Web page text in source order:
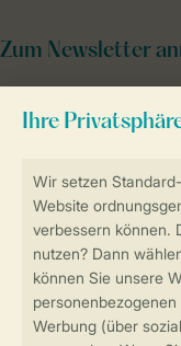
Sicher und
Sichere
Sicheres
Zum Newsletter